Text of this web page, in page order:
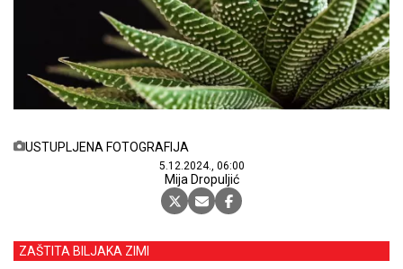
USTUPLJENA FOTOGRAFIJA
5.12.2024., 06:00
Mija Dropuljić
ZAŠTITA BILJAKA ZIMI